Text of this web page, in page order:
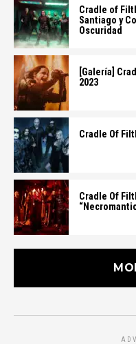
Cradle of
Santiago y
Oscuridad
[Galería]
2023
Cradle Of
Cradle Of